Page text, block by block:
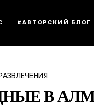
#АВТОРСКИЙ БЛОГ
В